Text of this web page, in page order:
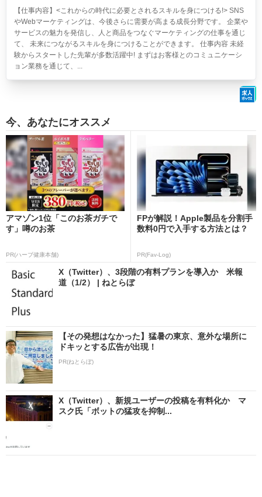
【仕事内容】<これからの時代に必要とされるスキルを身につける!> SNS
やWebマーケティングは、今後さらに需要が高まる成長分野です。 企業や
サービスの魅力を発信し、人と商品をつなぐマーケティングの仕事を通じ
て、 未来につながるスキルを身につけることができます。 仕事内容 未経
験からスタートした先輩が多数活躍中! まずはお客様とのコミュニケーシ
ョン業務を通じて、...
今、あなたにオススメ
アマゾン1位「このお茶ガチで
す」噂のお茶
PR(ハーブ健康本舗)
FPが解説！Apple製品を分割手
数料0円で入手する方法とは？
PR(Fav-Log)
X（Twitter）、3段階の有料プランを導入か 米報
道（1/2） | ねとらぼ
【その発想はなかった】猛暑の東京、意外な場所に
ドキッとする広告が出現！
PR(ねとらぼ)
X（Twitter）、新規ユーザーの投稿を有料化か マ
スク氏「ボットの猛攻を抑制...